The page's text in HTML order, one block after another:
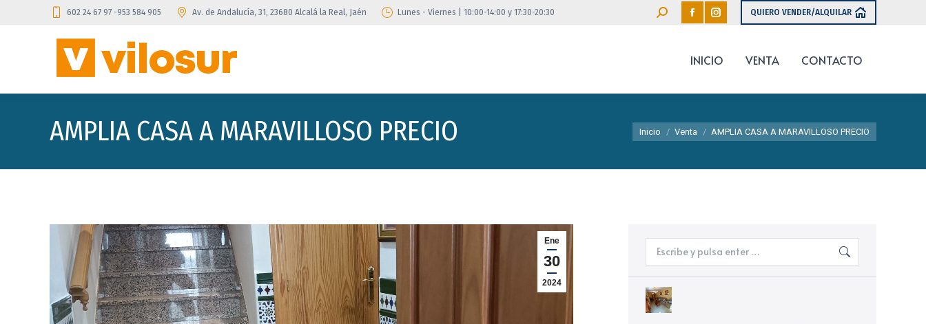
602 24 67 97 -953 584 905 Av. de Andalucía, 31, 23680 Alcalá la Real, Jaén Lunes - Viernes | 10:00-14:00 y 17:30-20:30 QUIERO VENDER/ALQUILAR
INICIO VENTA CONTACTO
AMPLIA CASA A MARAVILLOSO PRECIO Estás aquí:
Inicio Venta AMPLIA CASA A MARAVILLOSO PRECIO
Ene
30
2024